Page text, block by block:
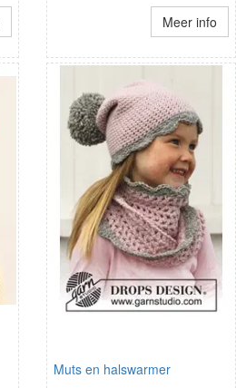
Meer info
Muts en halswarmer